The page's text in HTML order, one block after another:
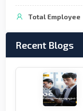
Total Employee
Recent Blogs